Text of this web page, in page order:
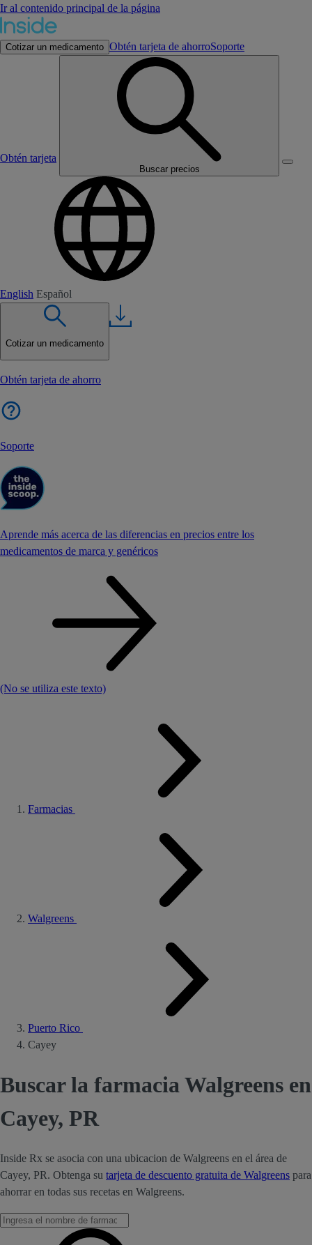
Ir al contenido principal de la página
Cotizar un medicamento Obtén tarjeta de ahorroSoporte
Obtén tarjeta
Buscar precios
English Español
Cotizar un medicamento
Obtén tarjeta de ahorro
Soporte
Aprende más acerca de las diferencias en precios entre los
medicamentos de marca y genéricos
(No se utiliza este texto)
Farmacias
Walgreens
Puerto Rico
Cayey
Buscar la farmacia Walgreens en
Cayey, PR
Inside Rx se asocia con una ubicacion de Walgreens en el área de
Cayey, PR. Obtenga su tarjeta de descuento gratuita de Walgreens para
ahorrar en todas sus recetas en Walgreens.